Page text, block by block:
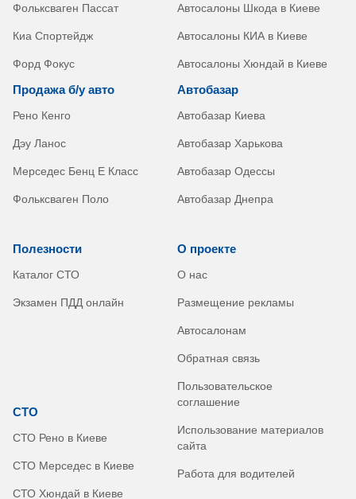
Фольксваген Пассат
Киа Спортейдж
Форд Фокус
Продажа б/у авто
Рено Кенго
Дэу Ланос
Мерседес Бенц Е Класс
Фольксваген Поло
Автосалоны Шкода в Киеве
Автосалоны КИА в Киеве
Автосалоны Хюндай в Киеве
Автобазар
Автобазар Киева
Автобазар Харькова
Автобазар Одессы
Автобазар Днепра
Полезности
Каталог СТО
Экзамен ПДД онлайн
СТО
СТО Рено в Киеве
СТО Мерседес в Киеве
СТО Хюндай в Киеве
О проекте
О нас
Размещение рекламы
Автосалонам
Обратная связь
Пользовательское
соглашение
Использование материалов
сайта
Работа для водителей